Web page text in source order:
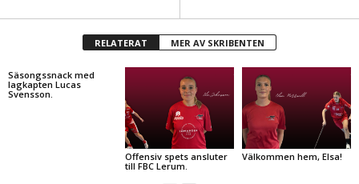
RELATERAT MER AV SKRIBENTEN
Säsongssnack med
lagkapten Lucas
Svensson.
Offensiv spets ansluter
till FBC Lerum.
Välkommen hem, Elsa!